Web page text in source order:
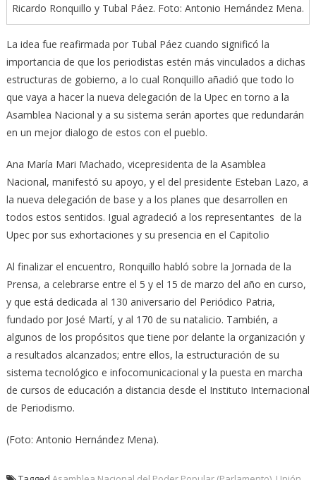
Ricardo Ronquillo y Tubal Páez. Foto: Antonio Hernández Mena.
La idea fue reafirmada por Tubal Páez cuando significó la
importancia de que los periodistas estén más vinculados a dichas
estructuras de gobierno, a lo cual Ronquillo añadió que todo lo
que vaya a hacer la nueva delegación de la Upec en torno a la
Asamblea Nacional y a su sistema serán aportes que redundarán
en un mejor dialogo de estos con el pueblo.
Ana María Mari Machado, vicepresidenta de la Asamblea
Nacional, manifestó su apoyo, y el del presidente Esteban Lazo, a
la nueva delegación de base y a los planes que desarrollen en
todos estos sentidos. Igual agradeció a los representantes de la
Upec por sus exhortaciones y su presencia en el Capitolio
Al finalizar el encuentro, Ronquillo habló sobre la Jornada de la
Prensa, a celebrarse entre el 5 y el 15 de marzo del año en curso,
y que está dedicada al 130 aniversario del Periódico Patria,
fundado por José Martí, y al 170 de su natalicio. También, a
algunos de los propósitos que tiene por delante la organización y
a resultados alcanzados; entre ellos, la estructuración de su
sistema tecnológico e infocomunicacional y la puesta en marcha
de cursos de educación a distancia desde el Instituto Internacional
de Periodismo.
(Foto: Antonio Hernández Mena).